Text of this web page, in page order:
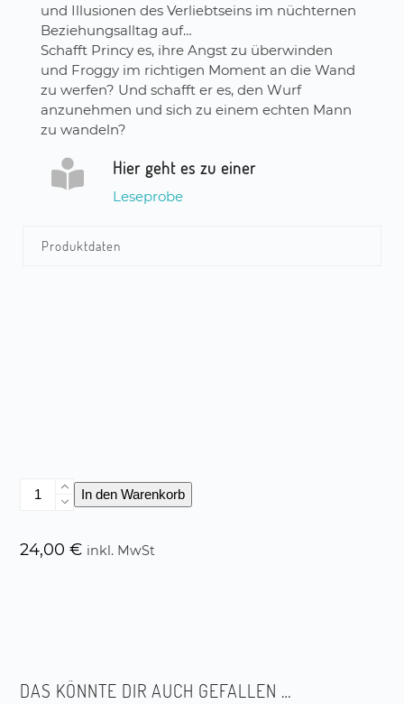
und Illusionen des Verliebtseins im nüchternen
Beziehungsalltag auf…
Schafft Princy es, ihre Angst zu überwinden
und Froggy im richtigen Moment an die Wand
zu werfen? Und schafft er es, den Wurf
anzunehmen und sich zu einem echten Mann
zu wandeln?
Hier geht es zu einer
Leseprobe
Produktdaten
frosch
In den Warenkorb
24,00€ inkl. MwSt
DAS KÖNNTE DIR AUCH GEFALLEN …